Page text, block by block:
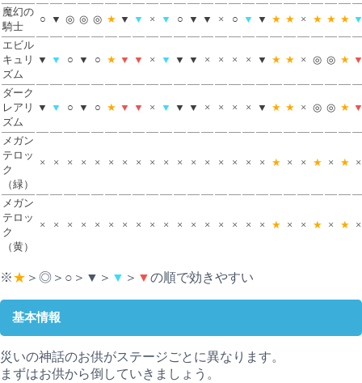
魔幻の
騎士
○ ▼ ◎ ◎ ◎ ★ ▼ ▼ × ▼ ○ ▼ ▼ × ○ ▼ ▼ ★ ★ × ★ ★ ★
エビル
キュリ
ズム
▼ ▼ ○ ▼ ○ ★ ▼ ▼ × ▼ ▼ ▼ × × × × ▼ ★ ★ × ◎ ◎ ★
ダーク
レアリ
ズム
▼ ▼ ○ ▼ ○ ★ ▼ ▼ × ▼ ▼ ▼ × × × × ▼ ★ ★ × ◎ ◎ ★
メガン
テロッ
ク
（緑）
× × × × × × × × × × × × × × × × × ★ × × ★ × ★ ×
メガン
テロッ
ク
（黄）
× × × × × × × × × × × × × × × × × ★ × × ★ × ★ ×
※★ ＞◎＞○＞▼＞ ▼ ＞ ▼の順で効きやすい
基本情報
災いの神話のお供がステージごとに異なります。
まずはお供から倒していきましょう。